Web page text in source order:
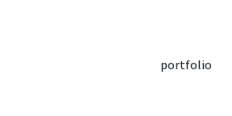
portfolio